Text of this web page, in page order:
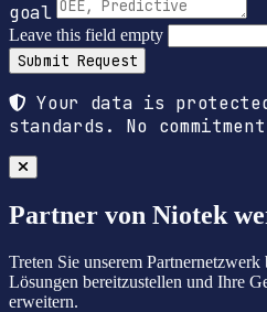
goal
Leave this field empty
Submit Request
Your data is protected
standards. No
Partner von Niotek
Treten Sie unserem
Lösungen bereitzustellen und Ihre
erweitern.